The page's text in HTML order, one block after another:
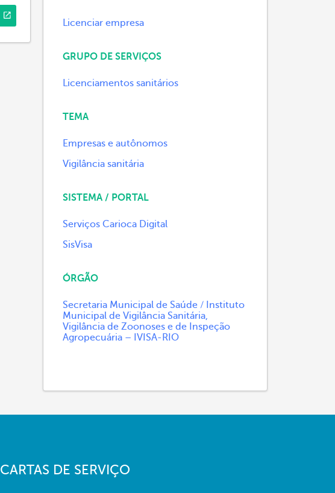
Licenciar empresa
GRUPO DE SERVIÇOS
Licenciamentos sanitários
TEMA
Empresas e autônomos
Vigilância sanitária
SISTEMA / PORTAL
Serviços Carioca Digital
SisVisa
ÓRGÃO
Secretaria Municipal de Saúde / Instituto
Municipal de Vigilância Sanitária,
Vigilância de Zoonoses e de Inspeção
Agropecuária – IVISA-RIO
CARTAS DE SERVIÇO